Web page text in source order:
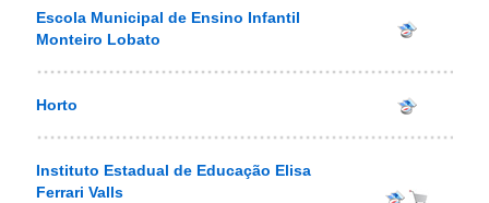
Escola Municipal de Ensino Infantil
Monteiro Lobato
Horto
Instituto Estadual de Educação Elisa
Ferrari Valls